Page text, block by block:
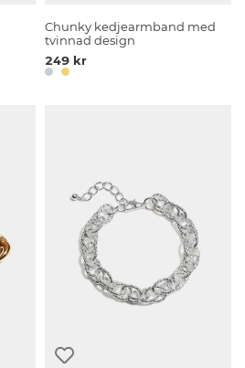
Chunky kedjearmband med
tvinnad design
249 kr